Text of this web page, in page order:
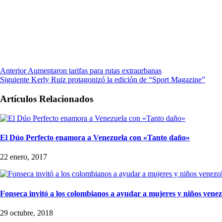
Anterior Aumentaron tarifas para rutas extraurbanas
Siguiente Kerly Ruiz protagonizó la edición de “Sport Magazine”
Artículos Relacionados
El Dúo Perfecto enamora a Venezuela con «Tanto daño»
22 enero, 2017
Fonseca invitó a los colombianos a ayudar a mujeres y niños
29 octubre, 2018